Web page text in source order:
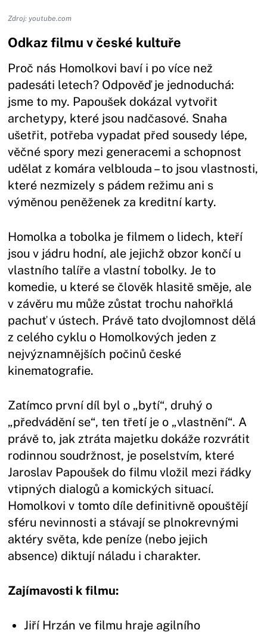
Zdroj: youtube.com
Odkaz filmu v české kultuře
Proč nás Homolkovi baví i po více než
padesáti letech? Odpověď je jednoduchá:
jsme to my. Papoušek dokázal vytvořit
archetypy, které jsou nadčasové. Snaha
ušetřit, potřeba vypadat před sousedy lépe,
věčné spory mezi generacemi a schopnost
udělat z komára velblouda – to jsou vlastnosti,
které nezmizely s pádem režimu ani s
výměnou peněženek za kreditní karty.
Homolka a tobolka je filmem o lidech, kteří
jsou v jádru hodní, ale jejichž obzor končí u
vlastního talíře a vlastní tobolky. Je to
komedie, u které se člověk hlasitě směje, ale
v závěru mu může zůstat trochu nahořklá
pachuť v ústech. Právě tato dvojlomnost dělá
z celého cyklu o Homolkových jeden z
nejvýznamnějších počinů české
kinematografie.
Zatímco první díl byl o „bytí“, druhý o
„předvádění se“, ten třetí je o „vlastnění“. A
právě to, jak ztráta majetku dokáže rozvrátit
rodinnou soudržnost, je poselstvím, které
Jaroslav Papoušek do filmu vložil mezi řádky
vtipných dialogů a komických situací.
Homolkovi v tomto díle definitivně opouštějí
sféru nevinnosti a stávají se plnokrevnými
aktéry světa, kde peníze (nebo jejich
absence) diktují náladu i charakter.
Zajímavosti k filmu:
Jiří Hrzán ve filmu hraje agilního